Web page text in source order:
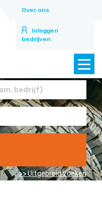
Over ons
Inloggen
bedrijven
>> Uitgebreid zoeken